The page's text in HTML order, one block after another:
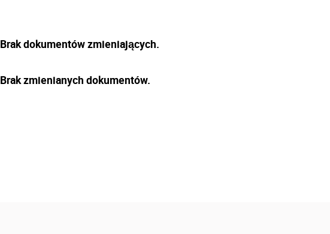
Brak dokumentów zmieniających.
Brak zmienianych dokumentów.